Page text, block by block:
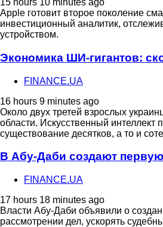
15 hours 10 minutes ago
Apple готовит второе поколение
инвестиционный аналитик,
устройством.
Экономика ШИ-гигантов:
FINANCE.UA
16 hours 9 minutes ago
Около двух третей взрослых
области. Искусственный
существование десятков, а то и
В Абу-Даби создают
FINANCE.UA
17 hours 18 minutes ago
Власти Абу-Даби объявили о
рассмотрении дел, ускорять